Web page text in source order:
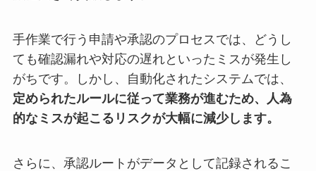
手作業で行う申請や承認のプロセスでは、どうし
ても確認漏れや対応の遅れといったミスが発生し
がちです。しかし、自動化されたシステムでは、
定められたルールに従って業務が進むため、人為
的なミスが起こるリスクが大幅に減少します。
さらに、承認ルートがデータとして記録されるこ